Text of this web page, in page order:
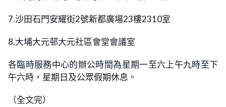
7.沙田石門安耀街2號新都廣場23樓2310室
8.大埔大元邨大元社區會堂會議室
各臨時服務中心的辦公時間為星期一至六上午九時至下
午六時，星期日及公眾假期休息。
（全文完）